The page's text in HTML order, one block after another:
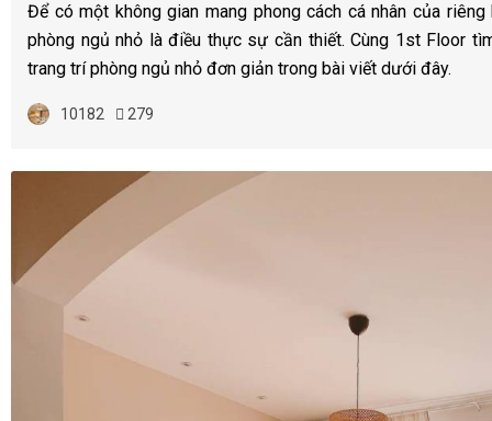
Để có một không gian mang phong cách cá nhân của
phòng ngủ nhỏ là điều thực sự cần thiết. Cùng 1st Floor
trang trí phòng ngủ nhỏ đơn giản trong bài viết dưới đây.
10182 279